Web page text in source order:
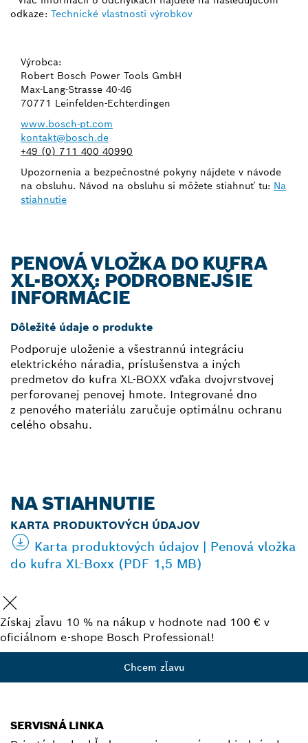
odkaze: Technické vlastnosti výrobkov
Výrobca:
Robert Bosch Power Tools GmbH
Max-Lang-Strasse 40-46
70771 Leinfelden-Echterdingen
www.bosch-pt.com
kontakt@bosch.de
+49 (0) 711 400 40990
Upozornenia a bezpečnostné pokyny nájdete v návode
na obsluhu. Návod na obsluhu si môžete stiahnuť tu: Na
stiahnutie
PENOVÁ VLOŽKA DO KUFRA
XL-BOXX: PODROBNEJŠIE
INFORMÁCIE
Dôležité údaje o produkte
Podporuje uloženie a všestrannú integráciu
elektrického náradia, príslušenstva a iných
predmetov do kufra XL-BOXX vďaka dvojvrstvovej
perforovanej penovej hmote. Integrované dno
z penového materiálu zaručuje optimálnu ochranu
celého obsahu.
NA STIAHNUTIE
KARTA PRODUKTOVÝCH ÚDAJOV
Karta produktových údajov | Penová vložka
do kufra XL-Boxx (PDF 1,5 MB)
Získaj zľavu 10 % na nákup v hodnote nad 100 € v
oficiálnom e-shope Bosch Professional!
Chcem zľavu
SERVISNÁ LINKA